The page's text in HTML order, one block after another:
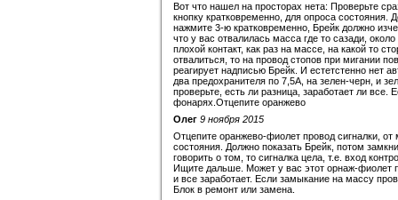
Вот что нашел на просторах нета: Проверьте
кнопку кратковременно, для опроса
нажмите 3-ю кратковременно, Брейк должно
что у вас отвалилась масса где то сазади,
плохой контакт, как раз на массе, на какой то
отвалиться, то на провод стопов при мигании
реагирует надписью Брейк. И естетстенно нет
два предохранителя по 7,5А, на зелен-черн, и
проверьте, есть ли разница, заработает ли все.
фонарях.Отцепите оранжево
Олег 9 ноября 2015
Отцепите оранжево-фиолет провод сигналки,
состояния. Должно показать Брейк, потом
говорить о том, то сигналка цела, т.е. вход
Ищите дальше. Может у вас этот орнаж-фиолет
и все заработает. Если замыкание на массу
Блок в ремонт или замена.